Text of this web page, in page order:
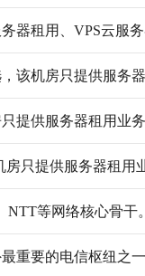
器租用、VPS云服务
该机房只提供服务器
提供服务器租用业务
只提供服务器租用
等网络核心骨干。
重要的电信枢纽之一